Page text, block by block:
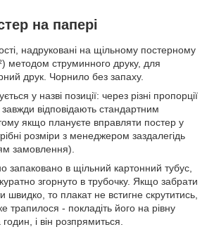
на папері
надруковані на щільному постерному
методом струминного друку, для
друк. Чорнило без запаху.
у назві позиції: через різні пропорції
відповідають стандартним
якщо плануєте вправляти постер у
розміри з менеджером заздалегідь
замовлення).
запаковано в щільний картонний тубус,
згорнуто в трубочку. Якщо забрати
то плакат не встигне скрутитись,
трапилося - покладіть його на рівну
і він розпрямиться.